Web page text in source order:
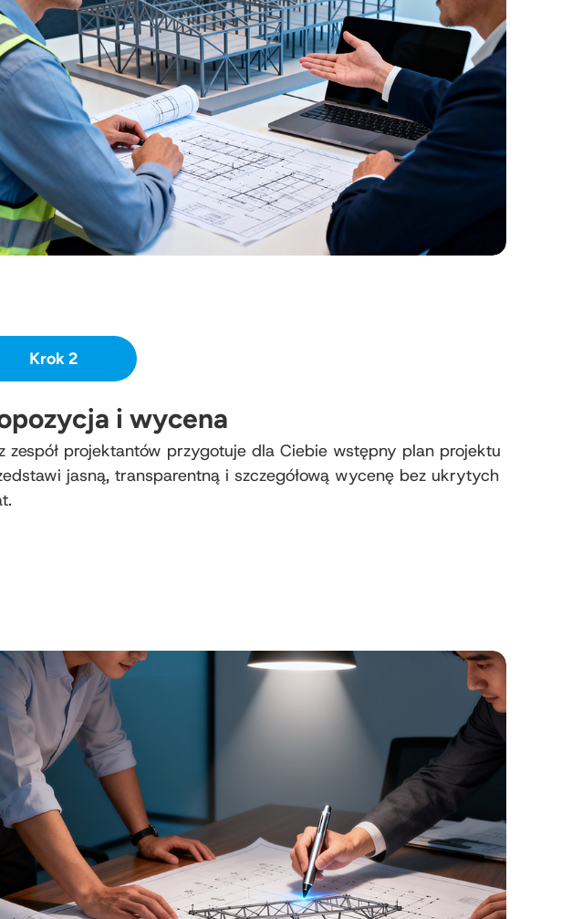
Krok 2
i wycena
zespół projektantów przygotuje dla Ciebie wstępny plan projektu
jasną, transparentną i szczegółową wycenę bez ukrytych